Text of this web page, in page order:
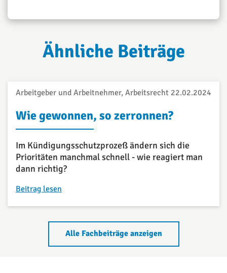
Ähnliche Beiträge
Arbeitgeber und Arbeitnehmer, Arbeitsrecht 22.02.2024
Wie gewonnen, so zerronnen?
Im Kündigungsschutzprozeß ändern sich die
Prioritäten manchmal schnell - wie reagiert man
dann richtig?
Beitrag lesen
Alle Fachbeiträge anzeigen